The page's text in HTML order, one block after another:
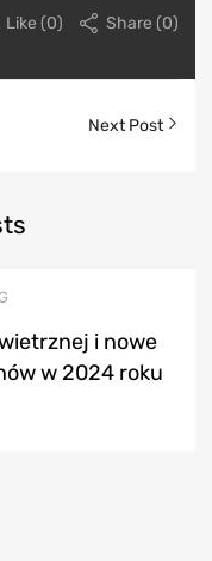
Like (0) Share (0)
Next Post
i nowe
w 2024 roku